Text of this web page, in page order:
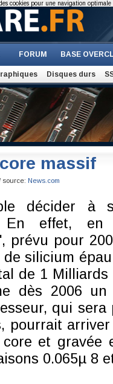
FORUM BASE
Disques durs
massif
source: News.com
décider à
En effet,
prévu pour
silicium
de 1
dès 2006
qui
pourrait
et gravée
0.065µ 8
cookies pour une navigation